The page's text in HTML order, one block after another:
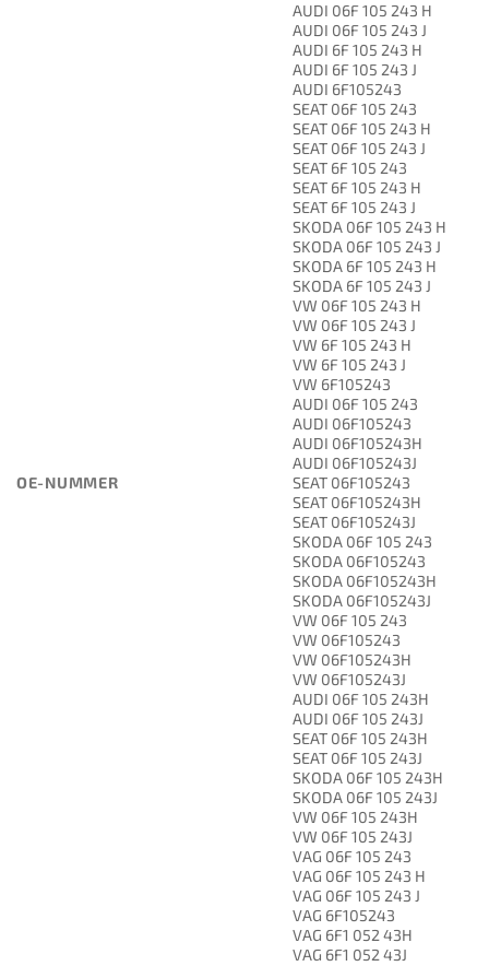
OE-NUMMER
AUDI 06F 105 243 H
AUDI 06F 105 243 J
AUDI 6F 105 243 H
AUDI 6F 105 243 J
AUDI 6F105243
SEAT 06F 105 243
SEAT 06F 105 243 H
SEAT 06F 105 243 J
SEAT 6F 105 243
SEAT 6F 105 243 H
SEAT 6F 105 243 J
SKODA 06F 105 243 H
SKODA 06F 105 243 J
SKODA 6F 105 243 H
SKODA 6F 105 243 J
VW 06F 105 243 H
VW 06F 105 243 J
VW 6F 105 243 H
VW 6F 105 243 J
VW 6F105243
AUDI 06F 105 243
AUDI 06F105243
AUDI 06F105243H
AUDI 06F105243J
SEAT 06F105243
SEAT 06F105243H
SEAT 06F105243J
SKODA 06F 105 243
SKODA 06F105243
SKODA 06F105243H
SKODA 06F105243J
VW 06F 105 243
VW 06F105243
VW 06F105243H
VW 06F105243J
AUDI 06F 105 243H
AUDI 06F 105 243J
SEAT 06F 105 243H
SEAT 06F 105 243J
SKODA 06F 105 243H
SKODA 06F 105 243J
VW 06F 105 243H
VW 06F 105 243J
VAG 06F 105 243
VAG 06F 105 243 H
VAG 06F 105 243 J
VAG 6F105243
VAG 6F1 052 43H
VAG 6F1 052 43J